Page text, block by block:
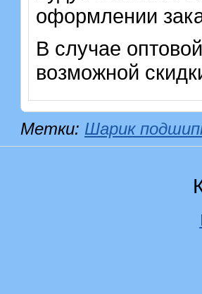
оформлении
В случае
возможной
Метки: Шарик